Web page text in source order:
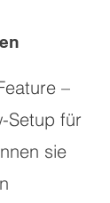
–
Setup für
sie